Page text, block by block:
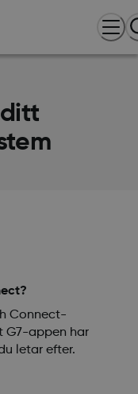
Connect-
G7-appen har
letar efter.